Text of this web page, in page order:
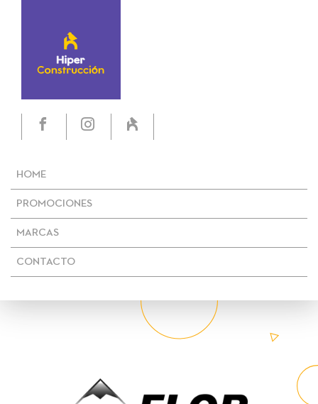
HOME
PROMOCIONES
MARCAS
CONTACTO